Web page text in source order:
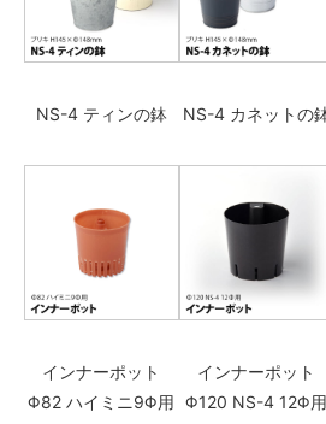
NS-4 ティンの鉢 NS-4 カネットの
インナーポット
Φ82 ハイミニ9Φ用
インナーポット
Φ120 NS-4 12Φ用